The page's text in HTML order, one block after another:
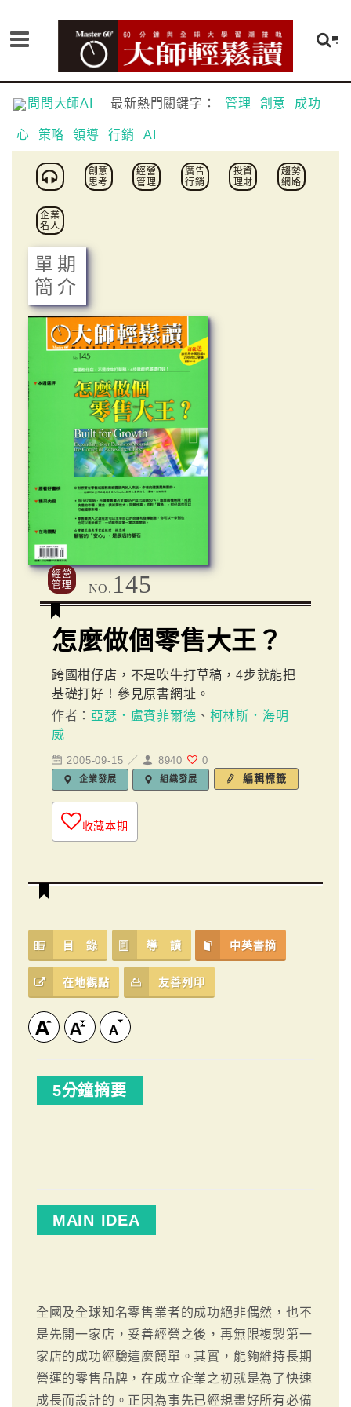
問問大師AI 最新熱門關鍵字： 管理 創意 成功
心 策略 領導 行銷 AI
創意
思考
經營
管理
廣告
行銷
投資
理財
趨勢
網路
企業
名人
單期
簡介
經營
管理
NO. 145
怎麼做個零售大王？
跨國柑仔店，不是吹牛打草稿，4步就能把
基礎打好！參見原書網址。
作者： 亞瑟．盧賓菲爾德 、 柯林斯．海明
威
2005-09-15 ／ 8940 0
企業發展 組織發展 編輯標籤
收藏本期
目 錄 導 讀 中英書摘
在地觀點 友善列印
5分鐘摘要
MAIN IDEA
全國及全球知名零售業者的成功絕非偶然，也不
是先開一家店，妥善經營之後，再無限複製第一
家店的成功經驗這麼簡單。其實，能夠維持長期
營運的零售品牌，在成立企業之初就是為了快速
成長而設計的。正因為事先已經規畫好所有必備